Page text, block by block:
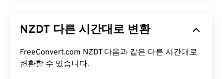
NZDT 다른 시간대로 변환
FreeConvert.com NZDT 다음과 같은 다른 시간대로
변환할 수 있습니다.